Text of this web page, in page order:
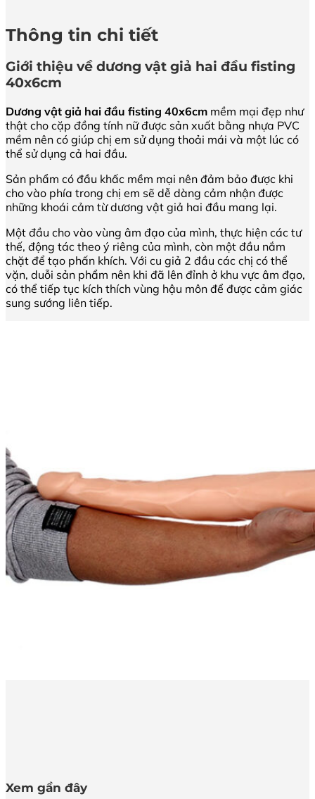
Thông tin chi tiết
Giới thiệu về dương vật giả hai đầu fisting
40x6cm
Dương vật giả hai đầu fisting 40x6cm mềm mại đẹp như
thật cho cặp đồng tính nữ được sản xuất bằng nhựa PVC
mềm nên có giúp chị em sử dụng thoải mái và một lúc có
thể sử dụng cả hai đầu.
Sản phẩm có đầu khấc mềm mại nên đảm bảo được khi
cho vào phía trong chị em sẽ dễ dàng cảm nhận được
những khoái cảm từ dương vật giả hai đầu mang lại.
Một đầu cho vào vùng âm đạo của mình, thực hiện các tư
thế, động tác theo ý riêng của mình, còn một đầu nắm
chặt để tạo phấn khích. Với cu giả 2 đầu các chị có thể
vặn, duỗi sản phẩm nên khi đã lên đỉnh ở khu vực âm đạo,
có thể tiếp tục kích thích vùng hậu môn để được cảm giác
sung sướng liên tiếp.
Xem gần đây